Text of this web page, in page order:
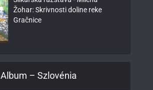
Žohar: Skrivnosti doline reke
Gračnice
Album – Szlovénia